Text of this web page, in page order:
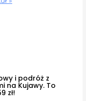
i podróż z
na Kujawy. To
zł!